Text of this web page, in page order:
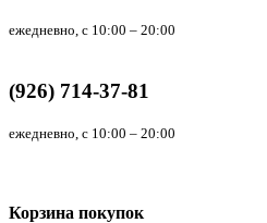
ежедневно, с 10:00 – 20:00
(926) 714-37-81
ежедневно, с 10:00 – 20:00
Корзина покупок